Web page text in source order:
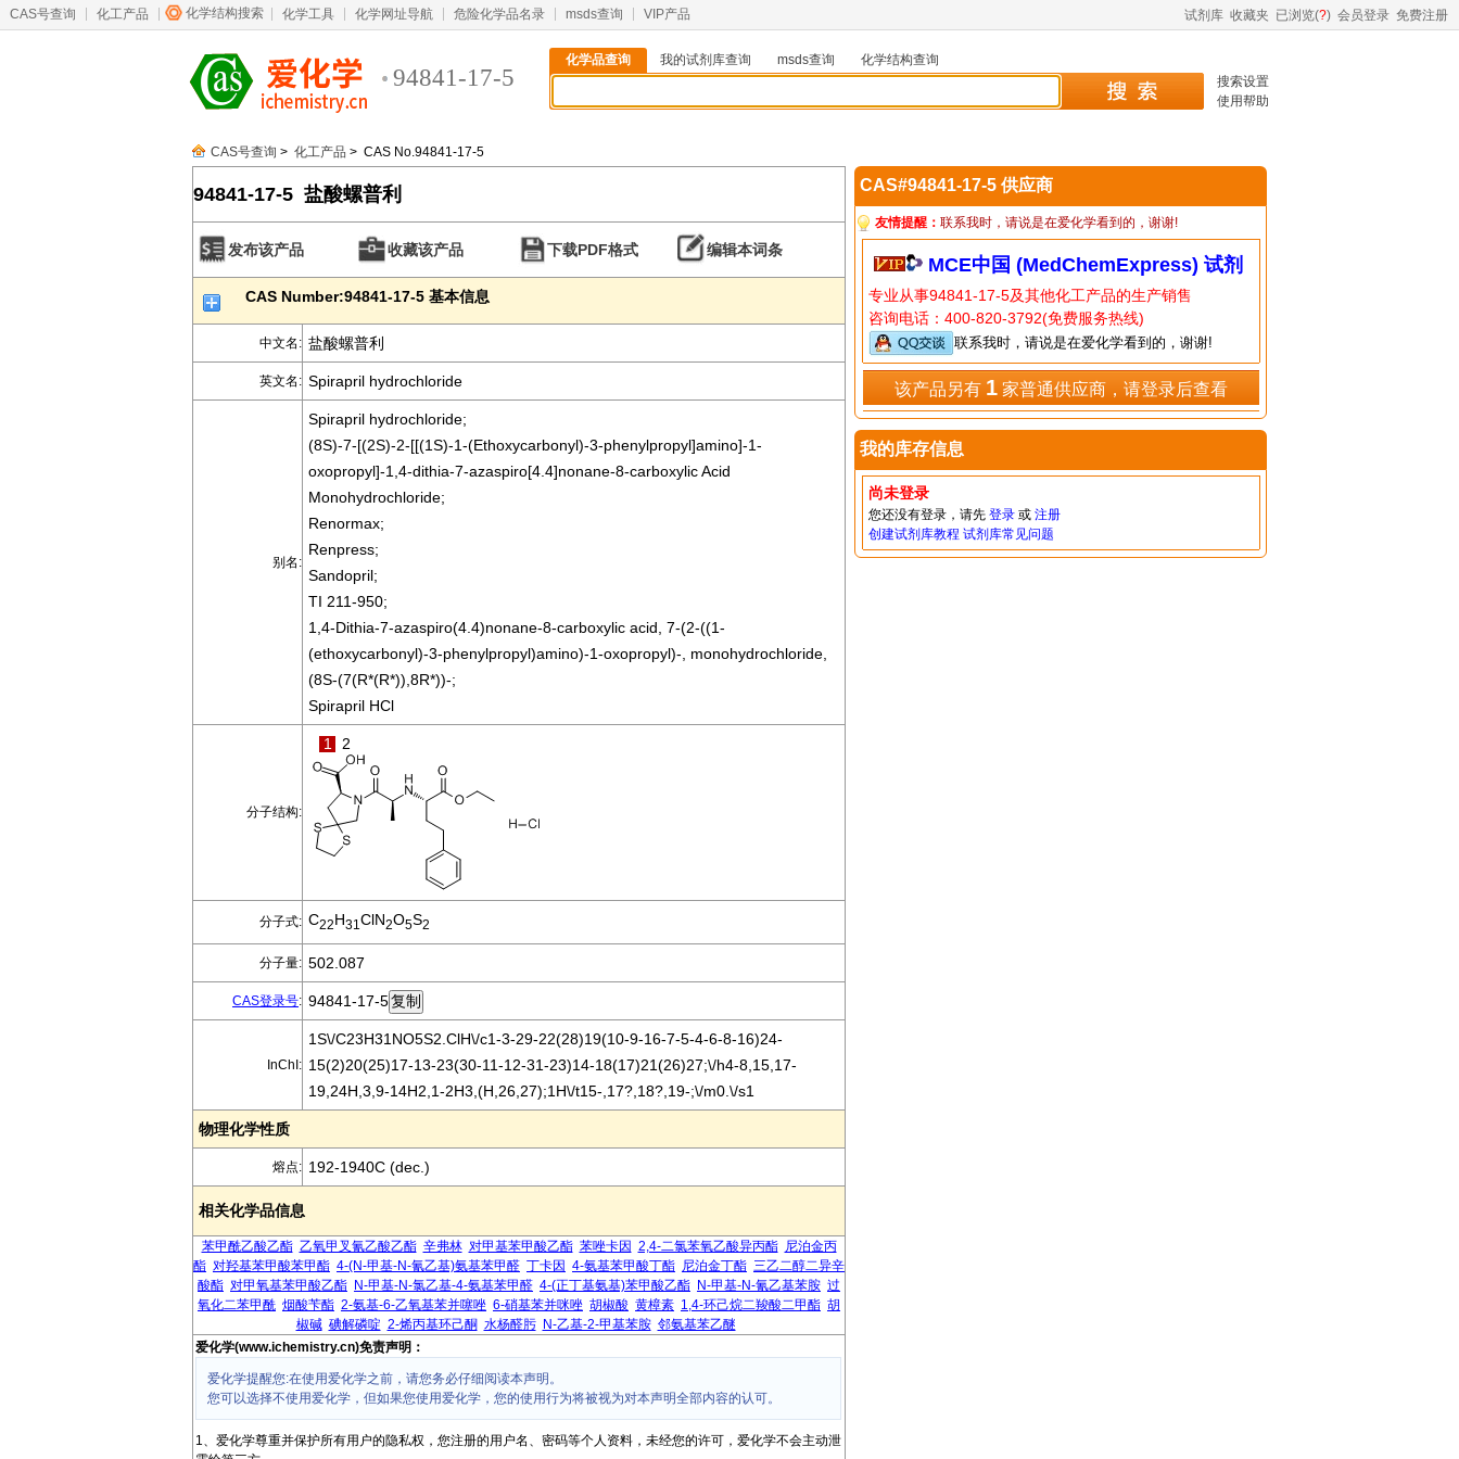
CAS号查询 化工产品 化学结构搜索 化学工具 化学网址导航 危险化学品名录 msds查询 VIP产品 试剂库 收藏夹 已浏览(?) 会员登录 免费注册
94841-17-5
化学品查询 我的试剂库查询 msds查询
化学结构查询
搜索设置
使用帮助
CAS号查询 > 化工产品 > CAS No.94841-17-5
94841-17-5 盐酸螺普利
发布该产品 收藏该产品 下载PDF格式 编辑本词条
CAS Number:94841-17-5 基本信息
中文名: 盐酸螺普利
英文名: Spirapril hydrochloride
别名:
Spirapril hydrochloride;
(8S)-7-[(2S)-2-[[(1S)-1-(Ethoxycarbonyl)-3-phenylpropyl]amino]-1-
oxopropyl]-1,4-dithia-7-azaspiro[4.4]nonane-8-carboxylic Acid
Monohydrochloride;
Renormax;
Renpress;
Sandopril;
TI 211-950;
1,4-Dithia-7-azaspiro(4.4)nonane-8-carboxylic acid, 7-(2-((1-
(ethoxycarbonyl)-3-phenylpropyl)amino)-1-oxopropyl)-, monohydrochloride,
(8S-(7(R*(R*)),8R*))-;
Spirapril HCl
分子结构:
1 2
分子式: C22H31 ClN2O5S2
分子量: 502.087
CAS登录号: 94841-17-5
InChI:
1S\/C23H31NO5S2.ClH\/c1-3-29-22(28)19(10-9-16-7-5-4-6-8-16)24-
15(2)20(25)17-13-23(30-11-12-31-23)14-18(17)21(26)27;\/h4-8,15,17-
19,24H,3,9-14H2,1-2H3,(H,26,27);1H\/t15-,17?,18?,19-;\/m0.\/s1
物理化学性质
熔点: 192-1940C (dec.)
相关化学品信息
苯甲酰乙酸乙酯 乙氧甲叉氰乙酸乙酯 辛弗林 对甲基苯甲酸乙酯 苯唑卡因 2,4-二氯苯氧乙酸异丙酯 尼泊金丙
酯 对羟基苯甲酸苯甲酯 4-(N-甲基-N-氰乙基)氨基苯甲醛 丁卡因 4-氨基苯甲酸丁酯 尼泊金丁酯 三乙二醇二异辛
酸酯 对甲氧基苯甲酸乙酯 N-甲基-N-氯乙基-4-氨基苯甲醛 4-(正丁基氨基)苯甲酸乙酯 N-甲基-N-氰乙基苯胺 过
氧化二苯甲酰 烟酸苄酯 2-氨基-6-乙氧基苯并噻唑 6-硝基苯并咪唑 胡椒酸 黄樟素 1,4-环己烷二羧酸二甲酯 胡
椒碱 碘解磷啶 2-烯丙基环己酮 水杨醛肟 N-乙基-2-甲基苯胺 邻氨基苯乙醚
爱化学(www.ichemistry.cn)免责声明：
爱化学提醒您:在使用爱化学之前，请您务必仔细阅读本声明。
您可以选择不使用爱化学，但如果您使用爱化学，您的使用行为将被视为对本声明全部内容的认可。
1、爱化学尊重并保护所有用户的隐私权，您注册的用户名、密码等个人资料，未经您的许可，爱化学不会主动泄
CAS#94841-17-5 供应商
友情提醒： 联系我时，请说是在爱化学看到的，谢谢!
MCE中国 (MedChemExpress) 试剂
专业从事94841-17-5及其他化工产品的生产销售
咨询电话：400-820-3792(免费服务热线)
联系我时，请说是在爱化学看到的，谢谢!
该产品另有 1家普通供应商，请登录后查看
我的库存信息
尚未登录
您还没有登录，请先 登录或 注册
创建试剂库教程 试剂库常见问题